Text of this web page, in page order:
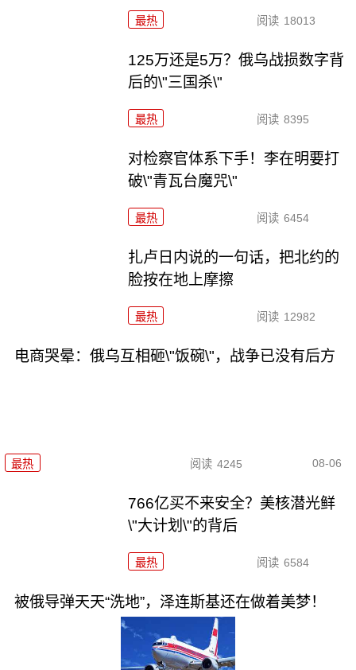
最热 阅读 18013
125万还是5万？俄乌战损数字背
后的\"三国杀\"
最热 阅读 8395
对检察官体系下手！李在明要打
破\"青瓦台魔咒\"
最热 阅读 6454
扎卢日内说的一句话，把北约的
脸按在地上摩擦
最热 阅读 12982
电商哭晕：俄乌互相砸\"饭碗\"，战争已没有后方
最热 阅读 4245 08-06
766亿买不来安全？美核潜光鲜
\"大计划\"的背后
最热 阅读 6584
被俄导弹天天“洗地”，泽连斯基还在做着美梦！